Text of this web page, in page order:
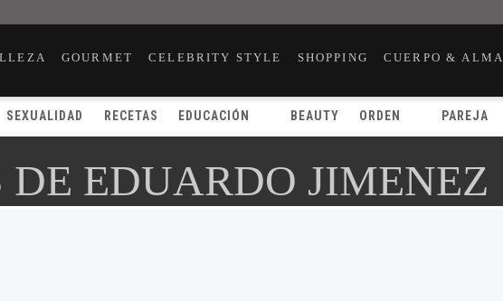
GOURMET CELEBRITY STYLE SHOPPING CUERPO & ALMA
SEXUALIDAD RECETAS EDUCACIÓN BEAUTY ORDEN PAREJA
EDUARDO JIMENEZ